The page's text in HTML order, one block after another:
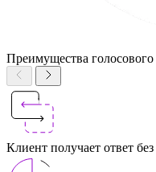
Преимущества голосового
Клиент получает ответ